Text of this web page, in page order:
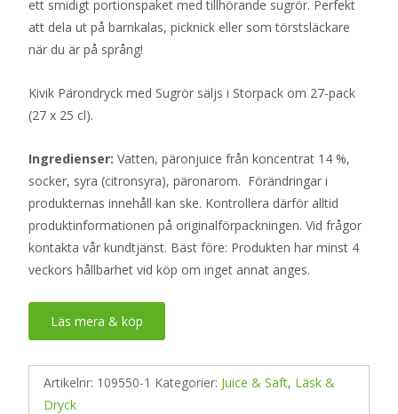
ett smidigt portionspaket med tillhörande sugrör. Perfekt
att dela ut på barnkalas, picknick eller som törstsläckare
när du är på språng!
Kivik Pärondryck med Sugrör säljs i Storpack om 27-pack
(27 x 25 cl).
Ingredienser: Vatten, päronjuice från koncentrat 14 %,
socker, syra (citronsyra), päronarom. Förändringar i
produkternas innehåll kan ske. Kontrollera därför alltid
produktinformationen på originalförpackningen. Vid frågor
kontakta vår kundtjänst. Bäst före: Produkten har minst 4
veckors hållbarhet vid köp om inget annat anges.
Läs mera & köp
Artikelnr: 109550-1 Kategorier: Juice & Saft, Läsk &
Dryck